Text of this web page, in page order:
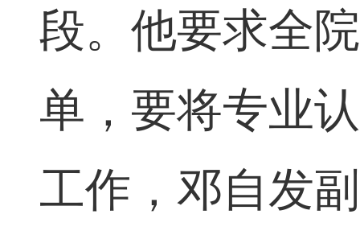
段。他要求全
单，要将专业
工作，邓自发